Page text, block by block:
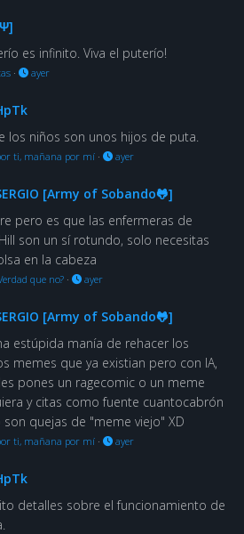
es infinito. Viva el puterío!
· ayer
los niños son unos hijos de puta.
ti, mañana por mí · ayer
[Army of Sobando🐸]
pero es que las enfermeras de
son un sí rotundo, solo necesitas
en la cabeza
que no? · ayer
[Army of Sobando🐸]
estúpida manía de rehacer los
memes que ya existian pero con IA,
pones un ragecomic o un meme
y citas como fuente cuantocabrón
quejas de "meme viejo" XD
ti, mañana por mí · ayer
detalles sobre el funcionamiento de